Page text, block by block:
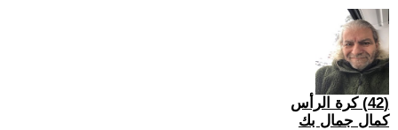
(42) كرة الرأس
كمال جمال بك